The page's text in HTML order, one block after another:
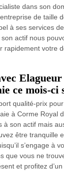
dans son
de taille
à ses services
actif nous
rapidement votre
ce mois-ci
qualité-prix
à Corme Royal
à son actif mais
être tranquille
s’engage
que vous ne
et profitez